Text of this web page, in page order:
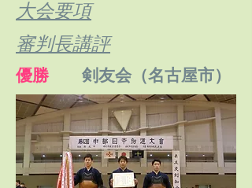
大会要項
審判長講評
優勝剣友会（名古屋市）